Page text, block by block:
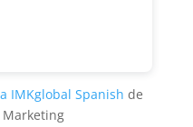
IMKglobal Spanish de